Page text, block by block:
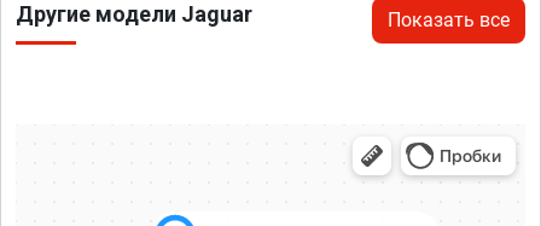
Другие модели Jaguar Показать все